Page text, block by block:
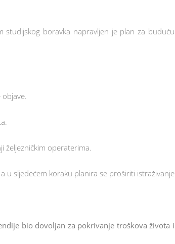
studijskog boravka napravljen je plan za buduću
željezničkim operaterima.
u sljedećem koraku planira se proširiti istraživanje
bio dovoljan za pokrivanje troškova života i